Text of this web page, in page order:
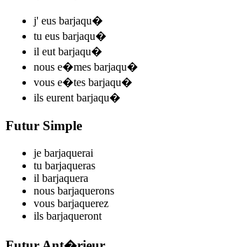
j' eus barjaqu�
tu eus barjaqu�
il eut barjaqu�
nous e�mes barjaqu�
vous e�tes barjaqu�
ils eurent barjaqu�
Futur Simple
je barjaquerai
tu barjaqueras
il barjaquera
nous barjaquerons
vous barjaquerez
ils barjaqueront